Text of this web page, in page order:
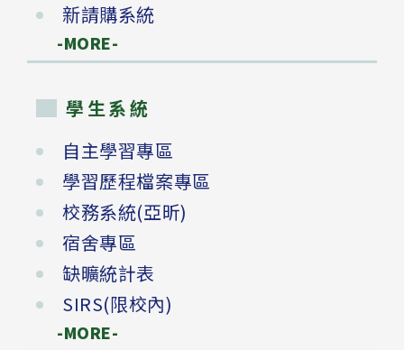
新請購系統
-MORE-
學生系統
自主學習專區
學習歷程檔案專區
校務系統(亞昕)
宿舍專區
缺曠統計表
SIRS(限校內)
-MORE-